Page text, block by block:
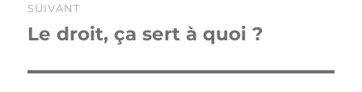
SUIVANT
Publication
Le droit, ça sert à quoi ?